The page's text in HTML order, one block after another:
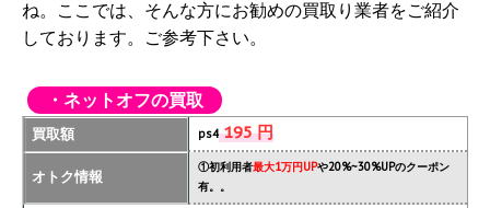
ね。ここでは、そんな方にお勧めの買取り業者をご紹介
しております。ご参考下さい。
・ネットオフの買取
買取額 ps4195 円
オトク情報
①初利用者最大1万円UPや20%~30%UPのクーポン
有。。